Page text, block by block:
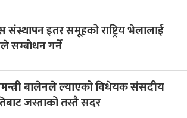
संस्थापन इतर समूहको राष्ट्रिय भेलालाई
सम्बोधन गर्ने
बालेनले ल्याएको विधेयक संसदीय
जस्ताको तस्तै सदर